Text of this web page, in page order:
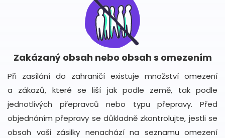
Zakázaný obsah nebo obsah s omezením
Při zasílání do zahraničí existuje množství omezení
a zákazů, které se liší jak podle země, tak podle
jednotlivých přepravců nebo typu přepravy. Před
objednáním přepravy se důkladně zkontrolujte, jestli se
obsah vaši zásilky nenachází na seznamu omezení